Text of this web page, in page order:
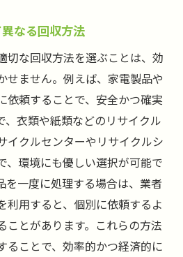
なる回収方法
切な回収方法を選ぶことは、効
せません。例えば、家電製品や
依頼することで、安全かつ確実
、衣類や紙類などのリサイクル
イクルセンターやリサイクルシ
、環境にも優しい選択が可能で
を一度に処理する場合は、業者
利用すると、個別に依頼するよ
ことがあります。これらの方法
ることで、効率的かつ経済的に